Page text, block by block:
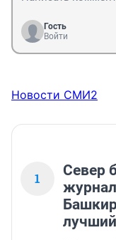
Гость
Войти
Новости СМИ2
1
Север
лучший